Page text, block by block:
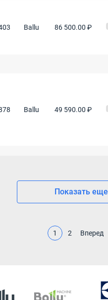
Ballu 86 500.00 ₽
Ballu 49 590.00 ₽
Показать еще
1 2 Вперед